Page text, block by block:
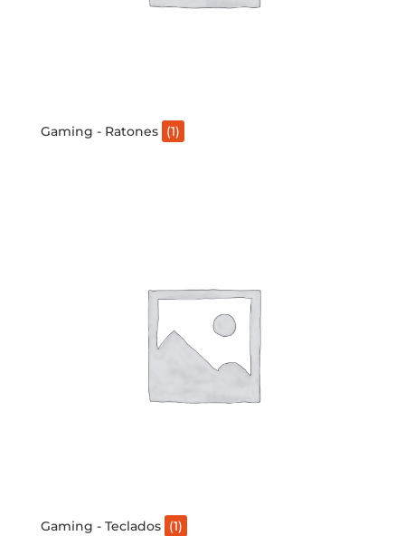
Gaming - Ratones (1)
Gaming - Teclados (1)